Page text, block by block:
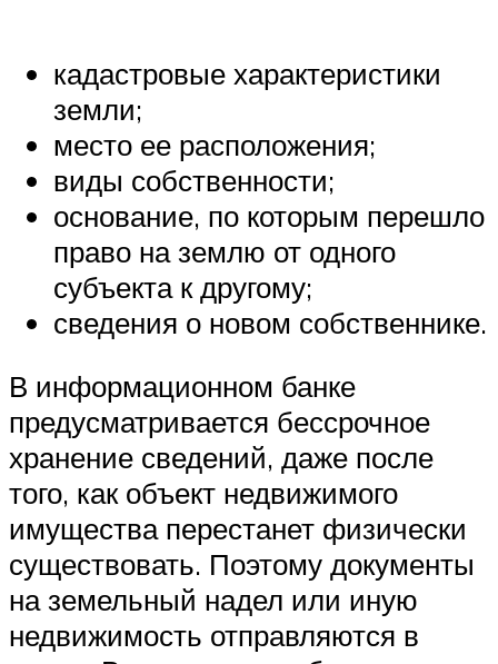
кадастровые характеристики
земли;
место ее расположения;
виды собственности;
основание, по которым перешло
право на землю от одного
субъекта к другому;
сведения о новом собственнике.
В информационном банке
предусматривается бессрочное
хранение сведений, даже после
того, как объект недвижимого
имущества перестанет физически
существовать. Поэтому документы
на земельный надел или иную
недвижимость отправляются в